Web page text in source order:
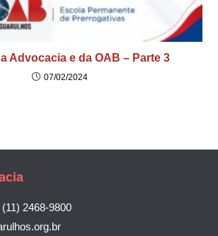
Advocacia e da OAB – Parte 3
07/02/2024
2468-9800